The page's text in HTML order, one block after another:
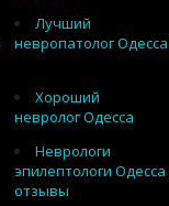
Лучший
невропатолог Одесса
Хороший
невролог Одесса
Неврологи
эпилептологи Одесса
отзывы